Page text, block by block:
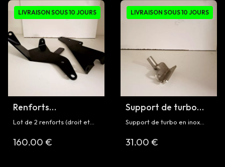
LIVRAISON SOUS 10 JOURS
Renforts
moteur/boîte pour
Lot de 2 renforts (droit et
moteur et boîte de vitesse
160.00 €
LIVRAISON SOUS 10 JOURS
Support de turbo
(fixation boîte de
Turbo
Support de turbo en inox
) pour Renault 5 Turbo et
31.00 €